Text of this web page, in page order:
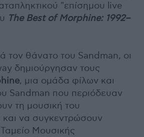
"επίσημου live
The Best of Morphine: 1992–
τον θάνατο του Sandman, οι
δημιούργησαν τους
, μια ομάδα φίλων και
Sandman που περιόδευαν
τη μουσική του
να συγκεντρώσουν
Μουσικής